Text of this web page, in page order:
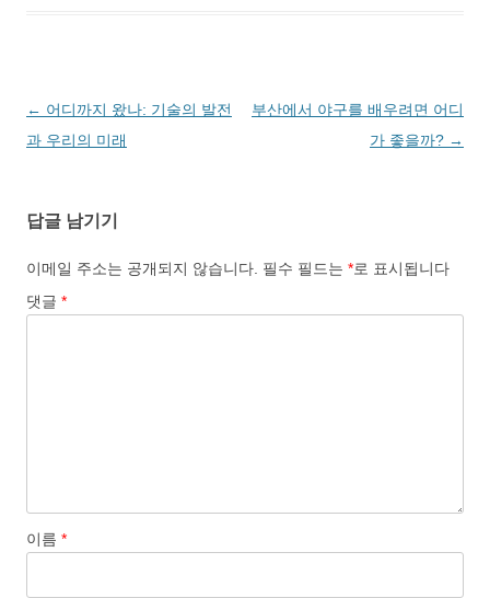
글
네
이
션
← 어디까지 왔나: 기술의 발전
과 우리의 미래
부산에서 야구를 배우려면 어디
가 좋을까? →
답글 남기기
이메일 주소는 공개되지 않습니다. 필수 필드는 *로 표시됩니다
댓글 *
이름 *